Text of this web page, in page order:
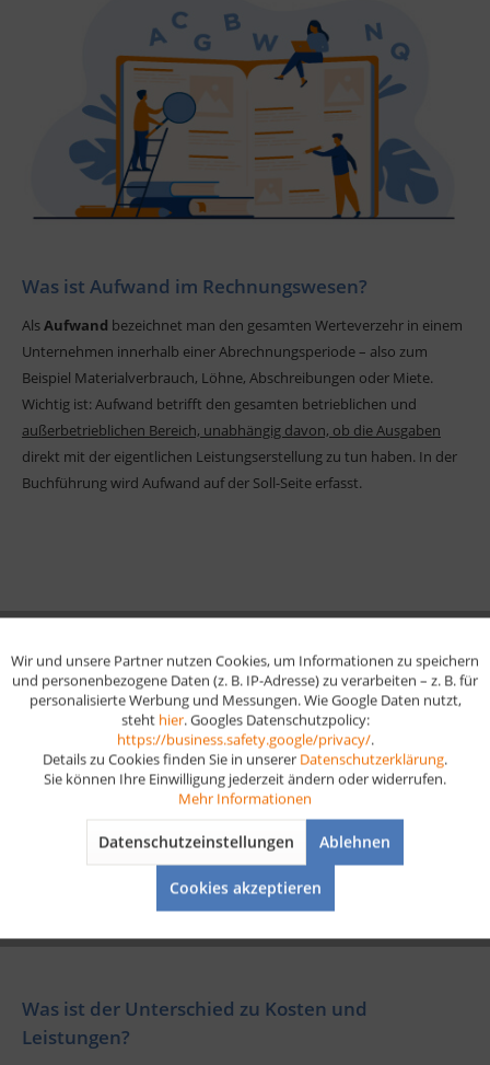
Was ist Aufwand im Rechnungswesen?
AlsAufwand bezeichnet man den gesamten Werteverzehr in einem
Unternehmen innerhalb einer Abrechnungsperiode – also zum
Beispiel Materialverbrauch, Löhne, Abschreibungen oder Miete.
Wichtig ist: Aufwand betrifft den gesamten betrieblichen und
außerbetrieblichen Bereich, unabhängig davon, ob die Ausgaben
direkt mit der eigentlichen Leistungserstellung zu tun haben. In der
Buchführung wird Aufwand auf der Soll-Seite erfasst.
EinErtragist der gesamte Wertezuwachs innerhalb einer
Abrechnungsperiode. Dazu zählen unter anderem Umsatzerlöse,
Mieterträge, Zinsen oder auch Gewinne aus dem Verkauf von
Anlagen.
der GuV erfasst. Genauso wie beim Aufwand gilt auch hier: Nicht
jeder Ertrag stammt direkt aus der typischen Betriebstätigkeit – das
ist später wichtig für die Abgrenzung.
Was ist der Unterschied zu Kosten und
Leistungen?
Funktionale Aktiv
Aktiv
Wir und unsere Partner nutzen Cookies, um Informationen zu speichern
und personenbezogene Daten (z. B. IP-Adresse) zu verarbeiten – z. B. für
personalisierte Werbung und Messungen. Wie Google Daten nutzt,
steht hier. Googles Datenschutzpolicy:
https://business.safety.google/privacy/.
Details zu Cookies finden Sie in unserer Datenschutzerklärung.
Sie können Ihre Einwilligung jederzeit ändern oder widerrufen.
Mehr Informationen
Datenschutzeinstellungen Ablehnen
Cookies akzeptieren